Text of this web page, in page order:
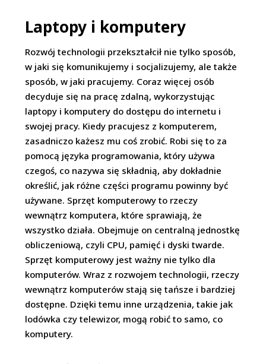
Laptopy i komputery
Rozwój technologii przekształcił nie tylko sposób,
w jaki się komunikujemy i socjalizujemy, ale także
sposób, w jaki pracujemy. Coraz więcej osób
decyduje się na pracę zdalną, wykorzystując
laptopy i komputery do dostępu do internetu i
swojej pracy. Kiedy pracujesz z komputerem,
zasadniczo każesz mu coś zrobić. Robi się to za
pomocą języka programowania, który używa
czegoś, co nazywa się składnią, aby dokładnie
określić, jak różne części programu powinny być
używane. Sprzęt komputerowy to rzeczy
wewnątrz komputera, które sprawiają, że
wszystko działa. Obejmuje on centralną jednostkę
obliczeniową, czyli CPU, pamięć i dyski twarde.
Sprzęt komputerowy jest ważny nie tylko dla
komputerów. Wraz z rozwojem technologii, rzeczy
wewnątrz komputerów stają się tańsze i bardziej
dostępne. Dzięki temu inne urządzenia, takie jak
lodówka czy telewizor, mogą robić to samo, co
komputery.